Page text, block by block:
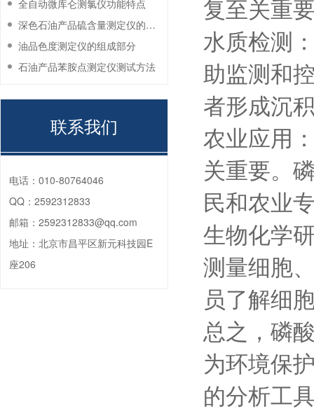
复至关重
水质检测
助监测和
者形成沉
农业应用
关重要。
民和农业
生物化学
测量细胞
员了解细
总之，磷
为环境保
的分析工
全自动微库仑测氯仪功能特点
深色石油产品硫含量测定仪的工作环境要求
油品色度测定仪的组成部分
石油产品苯胺点测定仪测试方法
联系我们
电话： 010-80764046
QQ： 2592312833
邮箱： 2592312833@qq.com
地址： 北京市昌平区新元科技园E
座206